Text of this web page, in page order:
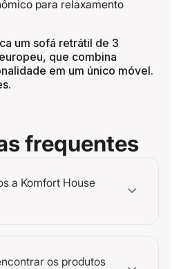
para relaxamento
um sofá retrátil de 3
que combina
em um único móvel.
frequentes
a Komfort House
os produtos